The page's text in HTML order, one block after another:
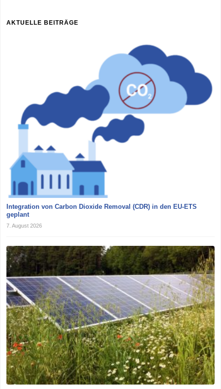
AKTUELLE BEITRÄGE
Integration von Carbon Dioxide Removal (CDR) in den EU-ETS
geplant
7. August 2026